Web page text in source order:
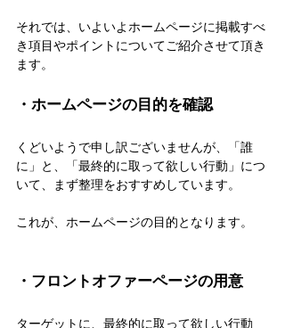
それでは、いよいよホームページに掲載すべ
き項目やポイントについてご紹介させて頂き
ます。
・ホームページの目的を確認
くどいようで申し訳ございませんが、「誰
に」と、「最終的に取って欲しい行動」につ
いて、まず整理をおすすめしています。
これが、ホームページの目的となります。
・フロントオファーページの用意
ターゲットに、最終的に取って欲しい行動